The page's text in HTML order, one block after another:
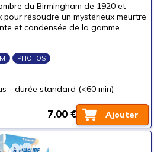
du Birmingham de 1920 et
résoudre un mystérieux meurtre
et condensée de la gamme
PHOTOS
- durée standard (<60 min)
Ajouter
7.00 €